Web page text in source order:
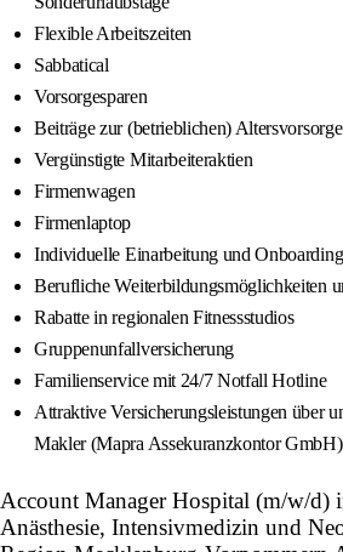
Flexible Arbeitszeiten
Sabbatical
Vorsorgesparen
Beiträge zur (betrieblichen) Altersvorsorge
Vergünstigte Mitarbeiteraktien
Firmenwagen
Firmenlaptop
Individuelle Einarbeitung und Onboarding
Berufliche Weiterbildungsmöglichkeiten
Rabatte in regionalen Fitnessstudios
Gruppenunfallversicherung
Familienservice mit 24/7 Notfall Hotline
Attraktive Versicherungsleistungen über
Makler (Mapra Assekuranzkontor GmbH)
Account Manager Hospital (m/w/d)
Anästhesie, Intensivmedizin und